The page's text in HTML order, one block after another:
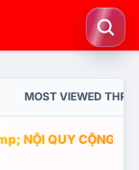
MOST VIEWED
NỘI QUY CỘNG